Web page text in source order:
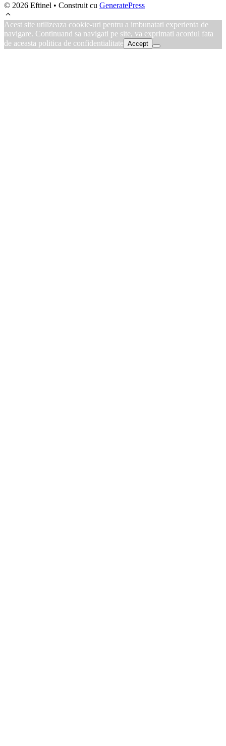
© 2026 Eftinel • Construit cu GeneratePress
Acest site utilizeaza cookie-uri pentru a imbunatati experienta de
navigare. Continuand sa navigati pe site, va exprimati acordul fata
de aceasta politica de confidentialitate Accept